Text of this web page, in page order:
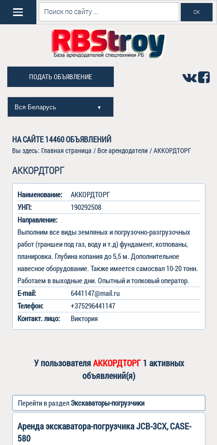
ПОДАТЬ ОБЪЯВЛЕНИЕ
Вся Беларусь ▼
НА САЙТЕ14460ОБЪЯВЛЕНИЙ
Вы здесь: Главная страница / Все арендодатели /АККОРДТОРГ
АККОРДТОРГ
Наименование:
АККОРДТОРГ
УНП:
190292508
Направление:
Выполним все виды земляных и погрузочно-разгрузочных
работ (траншеи под газ, воду и т.д) фундамент, котлованы,
планировка. Глубина копания до 5,5 м. Дополнительное
навесное оборудование. Также имеется самосвал 10-20 тонн.
Работаем в выходные дни. Опытный и толковый оператор.
E-mail:
6441147@mail.ru
Телефон:
+375296441147
Контакт.лицо: Виктория
У пользователяАККОРДТОРГ 1 активных
объявлений(я)
Перейти в раздел Экскаваторы-погрузчики
Аренда экскаватора-погрузчика JCB-3CX, CASE-
580